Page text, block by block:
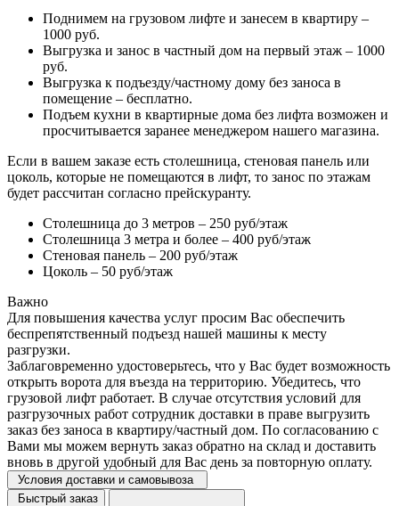
Поднимем на грузовом лифте и занесем в квартиру –
1000 руб.
Выгрузка и занос в частный дом на первый этаж – 1000
руб.
Выгрузка к подъезду/частному дому без заноса в
помещение – бесплатно.
Подъем кухни в квартирные дома без лифта возможен и
просчитывается заранее менеджером нашего магазина.
Если в вашем заказе есть столешница, стеновая панель или
цоколь, которые не помещаются в лифт, то занос по этажам
будет рассчитан согласно прейскуранту.
Столешница до 3 метров – 250 руб/этаж
Столешница 3 метра и более – 400 руб/этаж
Стеновая панель – 200 руб/этаж
Цоколь – 50 руб/этаж
Важно
Для повышения качества услуг просим Вас обеспечить
беспрепятственный подъезд нашей машины к месту
разгрузки.
Заблаговременно удостоверьтесь, что у Вас будет возможность
открыть ворота для въезда на территорию. Убедитесь, что
грузовой лифт работает. В случае отсутствия условий для
разгрузочных работ сотрудник доставки в праве выгрузить
заказ без заноса в квартиру/частный дом. По согласованию с
Вами мы можем вернуть заказ обратно на склад и доставить
вновь в другой удобный для Вас день за повторную оплату.
Условия доставки и самовывоза
Быстрый заказ